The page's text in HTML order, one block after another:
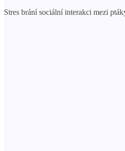
Stres brání sociální interakci mezi